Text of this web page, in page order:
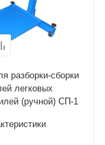
разборки-сборки
легковых
(ручной) СП-1